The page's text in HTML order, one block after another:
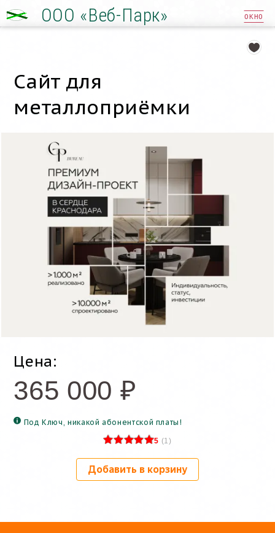
ООО «Веб-Парк» ОКНО
Сайт для
металлоприёмки
Цена:
365 000 ₽
Под Ключ, никакой абонентской платы!
5 (1)
Добавить в корзину